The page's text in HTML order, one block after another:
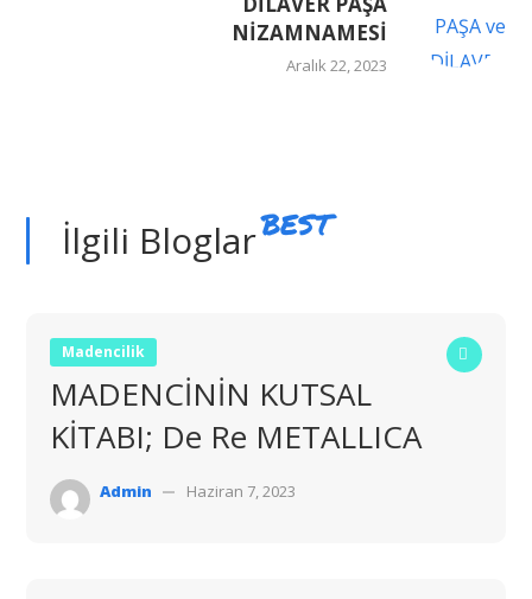
NİZAMNAMESİ
Aralık 22, 2023
İlgili BloglarBEST
Madencilik
MADENCİNİN KUTSAL
KİTABI; De Re METALLICA
Admin Haziran 7, 2023